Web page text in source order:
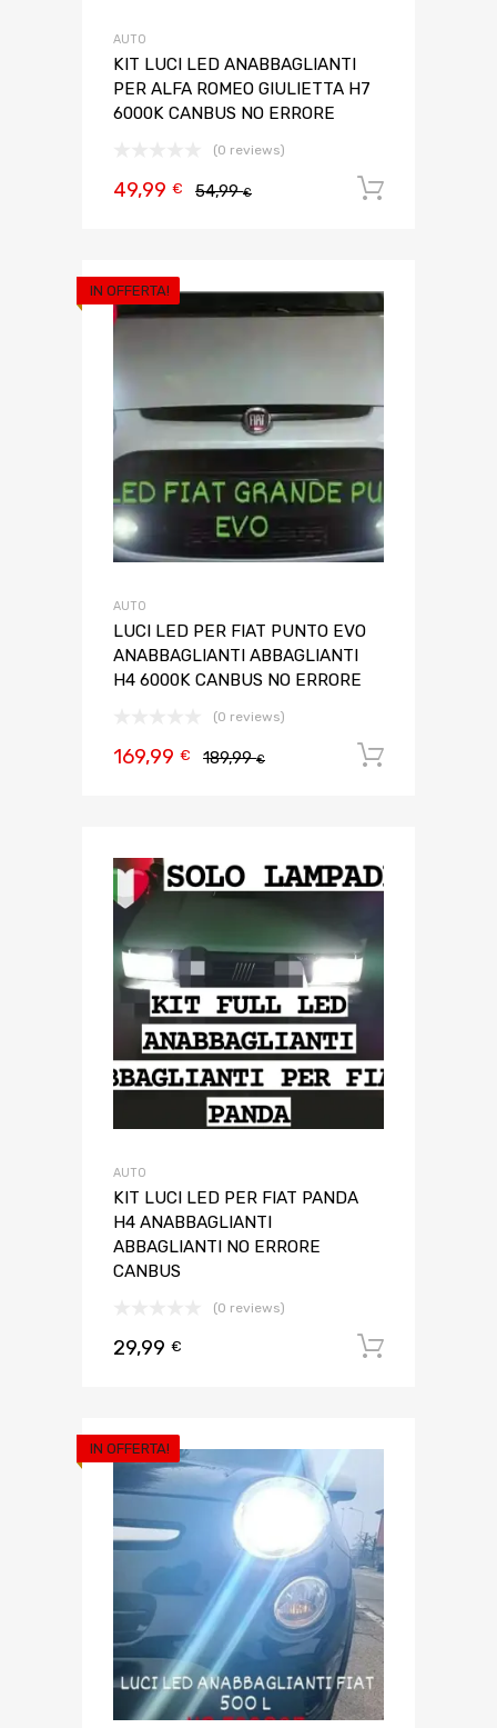
AUTO
KIT LUCI LED ANABBAGLIANTI
PER ALFA ROMEO GIULIETTA H7
6000K CANBUS NO ERRORE
(0 reviews)
54,99€
49,99 €
IN OFFERTA!
AUTO
LUCI LED PER FIAT PUNTO EVO
ANABBAGLIANTI ABBAGLIANTI
H4 6000K CANBUS NO ERRORE
(0 reviews)
189,99€
169,99 €
AUTO
KIT LUCI LED PER FIAT PANDA
H4 ANABBAGLIANTI
ABBAGLIANTI NO ERRORE
CANBUS
(0 reviews)
29,99 €
IN OFFERTA!